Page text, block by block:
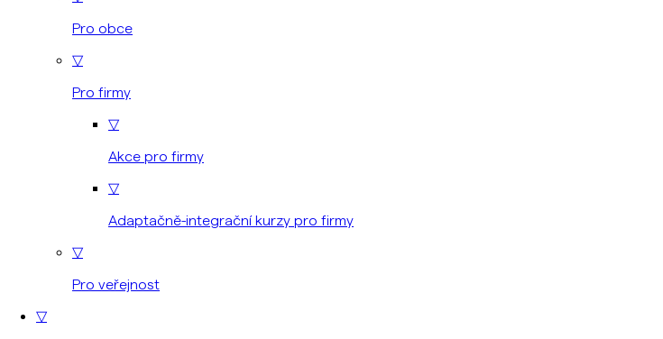
Pro obce
▽
Pro firmy
▽
Akce pro firmy
▽
Adaptačně-integrační kurzy pro firmy
▽
Pro veřejnost
▽